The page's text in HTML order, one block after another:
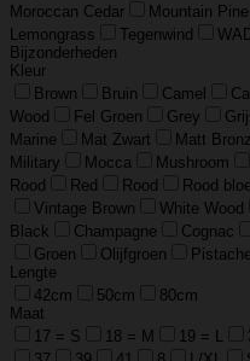
Moroccan Cedar
Mountain Pine
Lemongrass
Tegenwind
Bijzonderheden
Kleur
Brown
Bruin Camel
Wood
Fel Groen Grey
Marine
Mat Zwart Matt
Military
Mocca Mushroom
Rood
Red Rood Rood
Vintage Brown
White Wood
Black
Champagne Cognac
Groen
Olijfgroen Pistache
Lengte
42cm
50cm
80cm
Maat
17 = S
18 = M 19 = L